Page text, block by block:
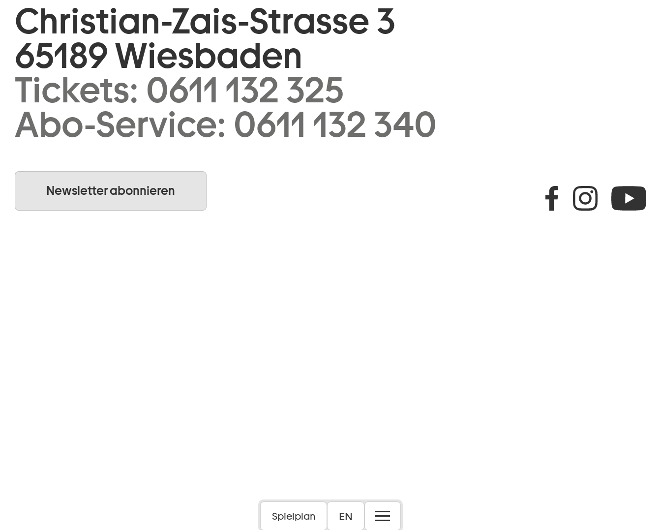
Spielplan EN
Christian-Zais-Strasse 3
65189 Wiesbaden
Tickets: 0611 132 325
Abo-Service: 0611 132 340
Newsletter abonnieren